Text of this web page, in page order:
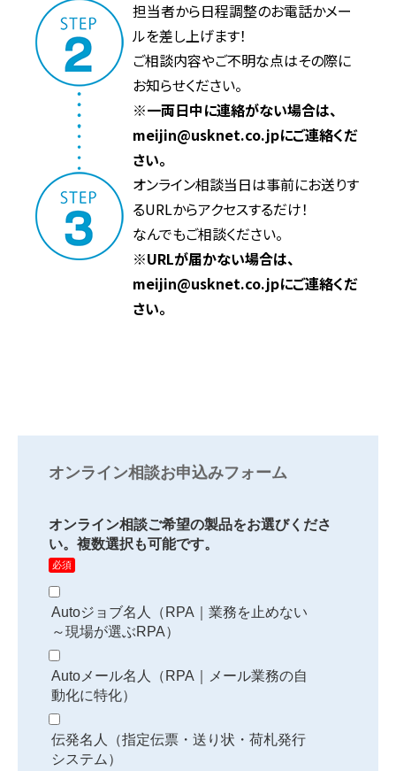
担当者から日程調整のお電話かメー
ルを差し上げます！
ご相談内容やご不明な点はその際に
お知らせください。
※一両日中に連絡がない場合は、
meijin@usknet.co.jpにご連絡くだ
さい。
オンライン相談当日は事前にお送りす
るURLからアクセスするだけ！
なんでもご相談ください。
※URLが届かない場合は、
meijin@usknet.co.jpにご連絡くだ
さい。